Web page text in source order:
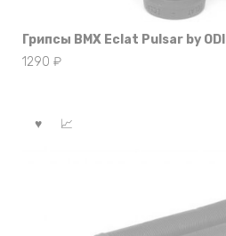
Грипсы BMX Eclat Pulsar by
1290 ₽